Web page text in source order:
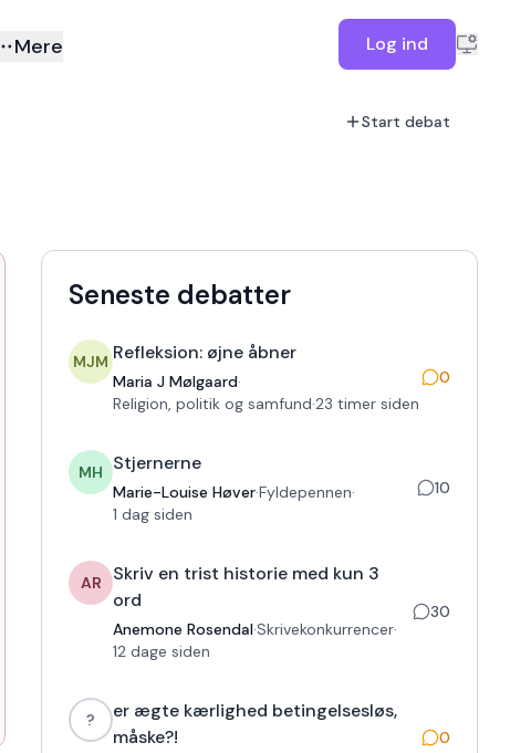
Mere Log ind
Start debat
Seneste debatter
MJM Refleksion: øjne åbner
Maria J Mølgaard·
Religion, politik og samfund·23 timer siden
0
MH Stjernerne
Marie-Louise Høver·Fyldepennen·
1 dag siden
10
AR
Skriv en trist historie med kun 3
ord
Anemone Rosendal·Skrivekonkurrencer·
12 dage siden
30
?
er ægte kærlighed betingelsesløs,
måske?!
0